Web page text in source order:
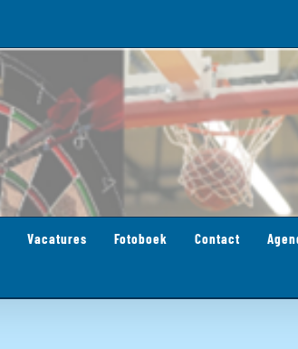
Vacatures Fotoboek Contact